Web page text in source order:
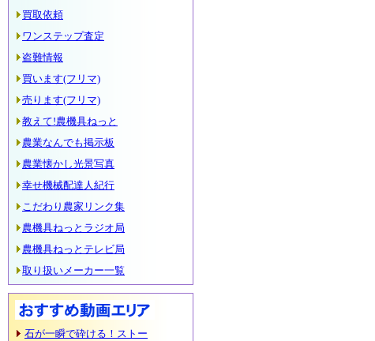
買取依頼
ワンステップ査定
盗難情報
買います(フリマ)
売ります(フリマ)
教えて!農機具ねっと
農業なんでも掲示板
農業懐かし光景写真
幸せ機械配達人紀行
こだわり農家リンク集
農機具ねっとラジオ局
農機具ねっとテレビ局
取り扱いメーカー一覧
石が一瞬で砕ける！ストー